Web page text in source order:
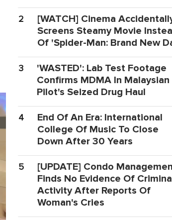
2
[WATCH] Cinema
Screens Steamy Movie
Of 'Spider-Man: Brand New
3
'WASTED': Lab Test Footage
Confirms MDMA In Malaysian
Pilot's Seized Drug Haul
4
End Of An Era: International
College Of Music To Close
Down After 30 Years
5
[UPDATE] Condo
Finds No Evidence Of
Activity After Reports Of
Woman's Cries